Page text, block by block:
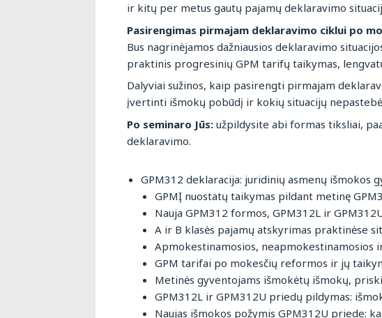
ir kitų per metus gautų pajamų deklaravimo
Pasirengimas pirmajam deklaravimo ciklui po
Bus nagrinėjamos dažniausios deklaravimo
praktinis progresinių GPM tarifų taikymas,
Dalyviai sužinos, kaip pasirengti pirmajam
įvertinti išmokų pobūdį ir kokių situacijų
Po seminaro Jūs:užpildysite abi formas tiksliai,
deklaravimo.
GPM312 deklaracija: juridinių asmenų išmokos
GPMĮ nuostatų taikymas pildant metinę
Nauja GPM312 formos, GPM312L ir
A ir B klasės pajamų atskyrimas praktinėse
Apmokestinamosios, neapmokestinamosios
GPM tarifai po mokesčių reformos ir jų
Metinės gyventojams išmokėtų išmokų,
GPM312L ir GPM312U priedų pildymas:
Naujas išmokos požymis GPM312U priede: